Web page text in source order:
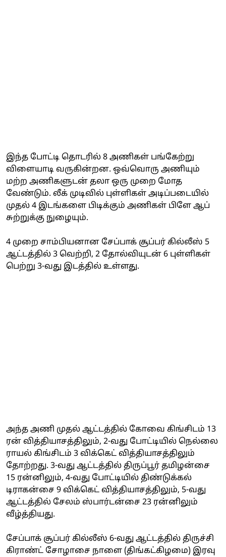
இந்த போட்டி தொடரில் 8 அணிகள் பங்கேற்று
விளையாடி வருகின்றன. ஒவ்வொரு அணியும்
மற்ற அணிகளுடன் தலா ஒரு முறை மோத
வேண்டும். லீக் முடிவில் புள்ளிகள் அடிப்படையில்
முதல் 4 இடங்களை பிடிக்கும் அணிகள் பிளே ஆப்
சுற்றுக்கு நுழையும்.
4 முறை சாம்பியனான சேப்பாக் சூப்பர் கில்லீஸ் 5
ஆட்டத்தில் 3 வெற்றி, 2 தோல்வியுடன் 6 புள்ளிகள்
பெற்று 3-வது இடத்தில் உள்ளது.
அந்த அணி முதல் ஆட்டத்தில் கோவை கிங்சிடம் 13
ரன் வித்தியாசத்திலும், 2-வது போட்டியில் நெல்லை
ராயல் கிங்சிடம் 3 விக்கெட் வித்தியாசத்திலும்
தோற்றது. 3-வது ஆட்டத்தில் திருப்பூர் தமிழன்சை
15 ரன்னிலும், 4-வது போட்டியில் திண்டுக்கல்
டிராகன்சை 9 விக்கெட் வித்தியாசத்திலும், 5-வது
ஆட்டத்தில் சேலம் ஸ்பார்டன்சை 23 ரன்னிலும்
வீழ்த்தியது.
சேப்பாக் சூப்பர் கில்லீஸ் 6-வது ஆட்டத்தில் திருச்சி
கிராண்ட் சோழாசை நாளை (திங்கட்கிழமை) இரவு